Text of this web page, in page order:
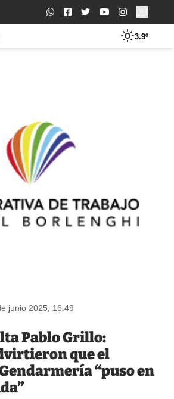
Buscar:
3.9º
junio 2025, 16:49
Pablo Grillo:
que el
“puso en